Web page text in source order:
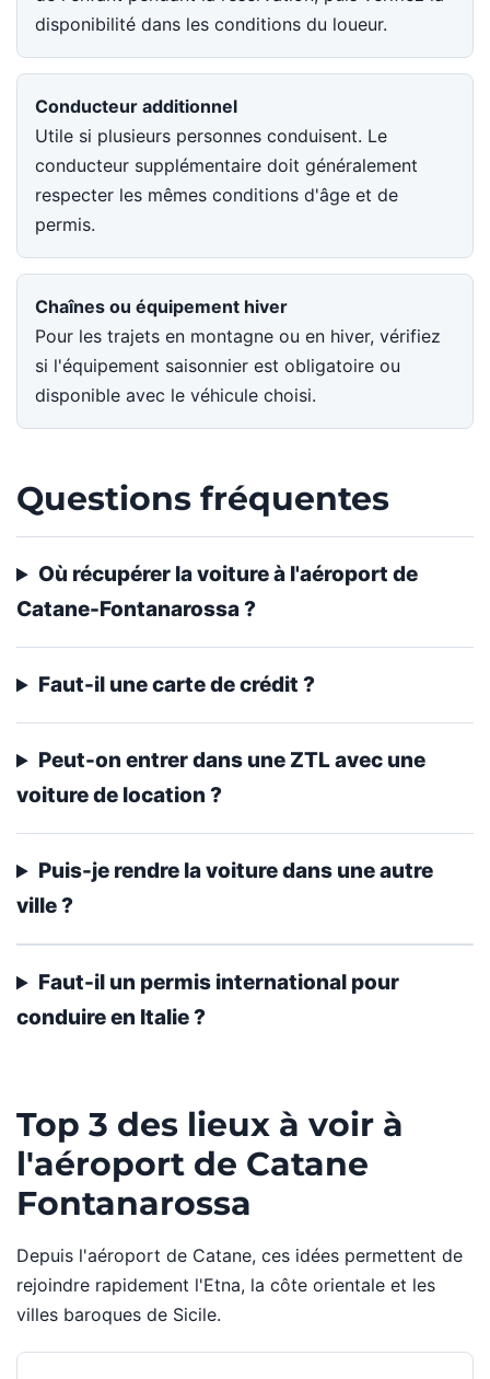
disponibilité dans les conditions du loueur.
Conducteur additionnel
Utile si plusieurs personnes conduisent. Le
conducteur supplémentaire doit généralement
respecter les mêmes conditions d'âge et de
permis.
Chaînes ou équipement hiver
Pour les trajets en montagne ou en hiver, vérifiez
si l'équipement saisonnier est obligatoire ou
disponible avec le véhicule choisi.
Questions fréquentes
Où récupérer la voiture à l'aéroport de
Catane-Fontanarossa ?
Faut-il une carte de crédit ?
Peut-on entrer dans une ZTL avec une
voiture de location ?
Puis-je rendre la voiture dans une autre
ville ?
Faut-il un permis international pour
conduire en Italie ?
Top 3 des lieux à voir à
l'aéroport de Catane
Fontanarossa
Depuis l'aéroport de Catane, ces idées permettent de
rejoindre rapidement l'Etna, la côte orientale et les
villes baroques de Sicile.